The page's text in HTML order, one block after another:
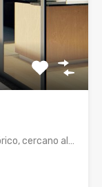
cercano al…